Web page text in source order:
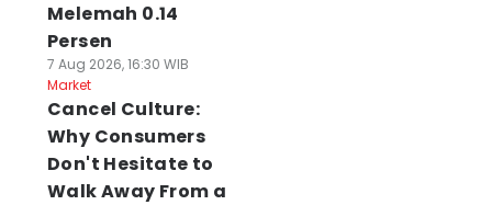
Melemah 0.14
Persen
7 Aug 2026, 16:30 WIB
Market
Cancel Culture:
Why Consumers
Don't Hesitate to
Walk Away From a